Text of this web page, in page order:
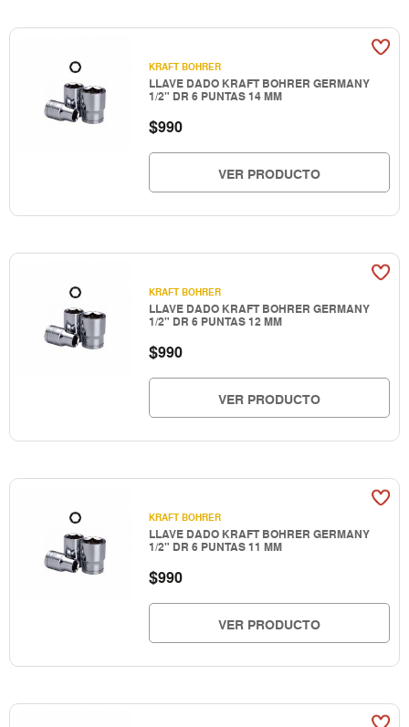
KRAFT BOHRER
LLAVE DADO KRAFT BOHRER GERMANY
1/2" DR 6 PUNTAS 14 MM
$990
VER PRODUCTO
KRAFT BOHRER
LLAVE DADO KRAFT BOHRER GERMANY
1/2" DR 6 PUNTAS 12 MM
$990
VER PRODUCTO
KRAFT BOHRER
LLAVE DADO KRAFT BOHRER GERMANY
1/2" DR 6 PUNTAS 11 MM
$990
VER PRODUCTO